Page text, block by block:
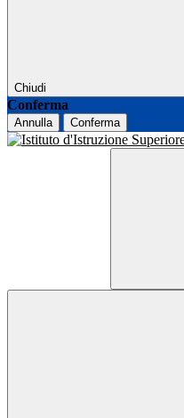
Chiudi
Conferma
Annulla Conferma